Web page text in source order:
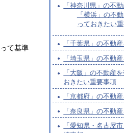
て基準
「神奈川県」の不
「横浜」の不
っておきたい
「千葉県」の不動
「埼玉県」の不動
「大阪」の不動産
おきたい重要事項
「京都府」の不動
「奈良県」の不動
「愛知県・名古屋